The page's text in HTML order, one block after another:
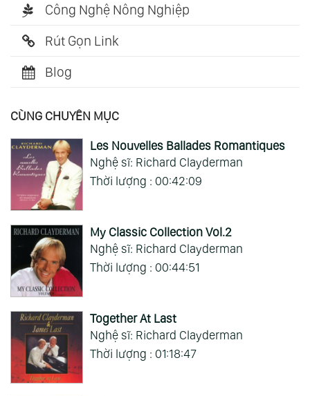
Công Nghệ Nông Nghiệp
Rút Gọn Link
Blog
CÙNG CHUYÊN MỤC
Les Nouvelles Ballades Romantiques
Nghệ sĩ: Richard Clayderman
Thời lượng : 00:42:09
My Classic Collection Vol.2
Nghệ sĩ: Richard Clayderman
Thời lượng : 00:44:51
Together At Last
Nghệ sĩ: Richard Clayderman
Thời lượng : 01:18:47